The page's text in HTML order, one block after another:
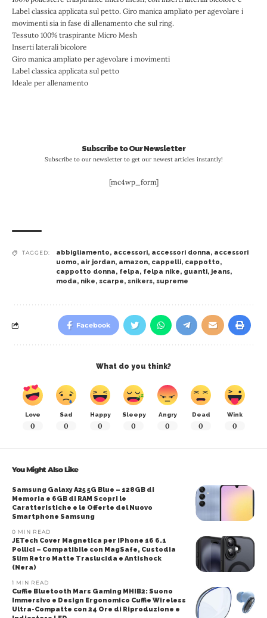
Label classica applicata sul petto. Giro manica ampliato per agevolare i
movimenti sia in fase di allenamento che sul ring.
Tessuto 100% traspirante Micro Mesh
Inserti laterali bicolore
Giro manica ampliato per agevolare i movimenti
Label classica applicata sul petto
Ideale per allenamento
Subscribe to Our Newsletter
Subscribe to our newsletter to get our newest articles instantly!
[mc4wp_form]
TAGGED: abbigliamento, accessori, accessori donna, accessori
uomo, air jordan, amazon, cappelli, cappotto,
cappotto donna, felpa, felpa nike, guanti, jeans,
moda, nike, scarpe, snikers, supreme
Facebook
What do you think?
Love
0
Sad
0
Happy
0
Sleepy
0
Angry
0
Dead
0
Wink
0
You Might Also Like
Samsung Galaxy A25 5G Blue – 128GB di
Memoria e 6GB di RAM Scopri le
Caratteristiche e le Offerte del Nuovo
Smartphone Samsung
0 MIN READ
JETech Cover Magnetica per iPhone 16 6.1
Pollici – Compatibile con MagSafe, Custodia
Slim Retro Matte Traslucida e Antishock
(Nera)
1 MIN READ
Cuffie Bluetooth Mars Gaming MHIB2: Suono
Immersivo e Design Ergonomico Cuffie Wireless
Ultra-Compatte con 24 Ore di Riproduzione e